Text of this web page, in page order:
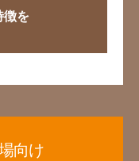
徴を
向け